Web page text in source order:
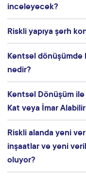
inceleyecek?
Riskli yapıya şerh
Kentsel
nedir?
Kentsel Dönüşüm
Kat veya İmar
Riskli alanda yeni
inşaatlar ve yeni
oluyor?